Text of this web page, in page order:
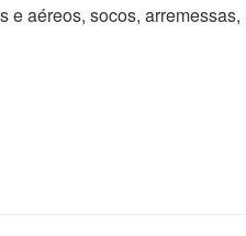
aéreos, socos,